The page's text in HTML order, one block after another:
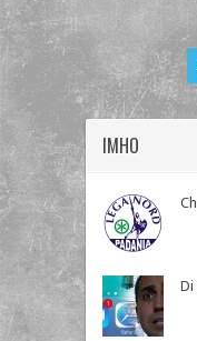
IMHO
Di